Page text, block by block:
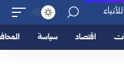
اقتصاد سياسة